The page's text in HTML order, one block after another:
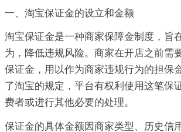
一、淘宝保证金的设立和金额
淘宝保证金是一种商家保障金制度，旨
为，降低违规风险。商家在开店之前需
保证金，用以作为商家违规行为的担保
了淘宝的规定，平台有权利使用这笔保
费者或进行其他必要的处理。
保证金的具体金额因商家类型、历史信